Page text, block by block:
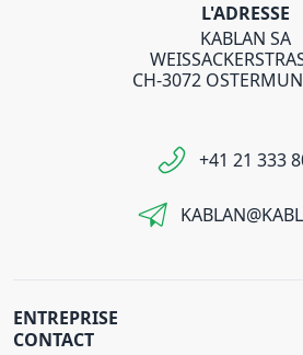
L'ADRESSE
KABLAN SA
CH-3072
+41 21 333
ENTREPRISE
CONTACT